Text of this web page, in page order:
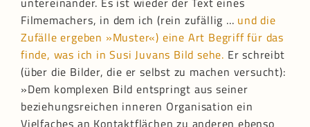
Filmemachers, in dem ich (rein zufällig ... und die
Zufälle ergeben »Muster«) eine Art Begriff für das
finde, was ich in Susi Juvans Bild sehe. Er schreibt
(über die Bilder, die er selbst zu machen versucht):
»Dem komplexen Bild entspringt aus seiner
beziehungsreichen inneren Organisation ein
Vielfaches an Kontaktflächen zu anderen ebenso